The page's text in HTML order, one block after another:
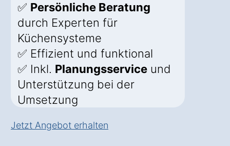
✅ Persönliche Beratung
durch Experten für
Küchensysteme
✅ Effizient und funktional
✅ Inkl. Planungsservice und
Unterstützung bei der
Umsetzung
Jetzt Angebot erhalten